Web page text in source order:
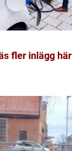
fler inlägg här